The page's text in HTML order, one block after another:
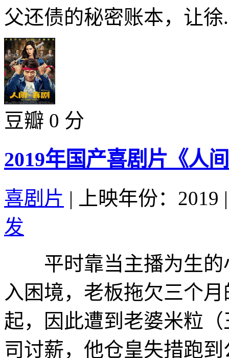
父还债的秘密账本，让
豆瓣 0 分
2019年国产喜剧片《人
喜剧片 | 上映年份：2019 |
发
平时靠当主播为生的
入困境，老板拖欠三个
起，因此遭到老婆米粒
司讨薪，他仓皇失措跑